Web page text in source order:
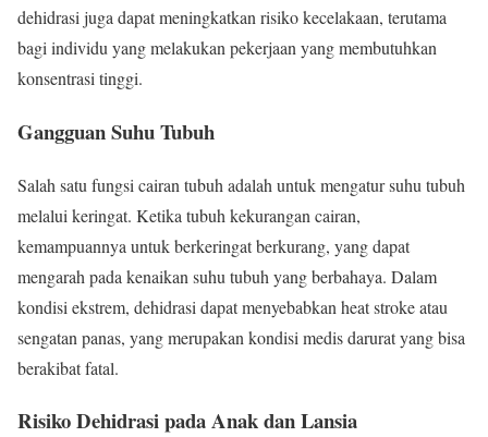
dehidrasi juga dapat meningkatkan risiko kecelakaan, terutama
bagi individu yang melakukan pekerjaan yang membutuhkan
konsentrasi tinggi.
Gangguan Suhu Tubuh
Salah satu fungsi cairan tubuh adalah untuk mengatur suhu tubuh
melalui keringat. Ketika tubuh kekurangan cairan,
kemampuannya untuk berkeringat berkurang, yang dapat
mengarah pada kenaikan suhu tubuh yang berbahaya. Dalam
kondisi ekstrem, dehidrasi dapat menyebabkan heat stroke atau
sengatan panas, yang merupakan kondisi medis darurat yang bisa
berakibat fatal.
Risiko Dehidrasi pada Anak dan Lansia